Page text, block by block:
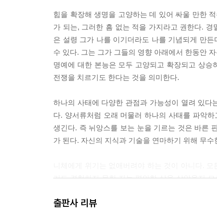
힘을 확장해 생명을 고양하는 데 있어 싸울 만한
가 되는, 그러한 흠 없는 적을 가지라고 권한다.
은 설령 그가 나를 이기더라도 나를 기념되게 만
수 있다. 그는 그가 그들의 영향 아래에서 한동안
명예에 대한 본능은 모두 고양되고 확장되고 상
전쟁을 치르기도 한다는 것을 의미한다.
하나의 사태에 다양한 관점과 가능성이 열려 있
다. 양서류처럼 오래 머물러 하나의 사태를 파악
생긴다. 즉 뉘앙스를 보는 눈을 기르는 것은 바른
가 된다. 자신의 지식과 기술을 연마하기 위해 무
기도 경험하지 못한 자는 평안한 삶을 살았을지
무주의가 가장 큰 위기가 될 것이라고 예고한다.
출판사 리뷰